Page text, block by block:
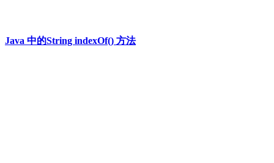
Java 中的String indexOf() 方法